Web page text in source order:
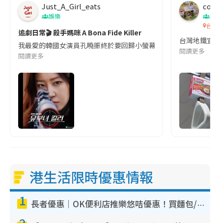
Just_A_Girl_eats
娛樂
追劇日常🎬 殺手媽咪 A Bona Fide Killer
我最愛的韓國女演員孔曉振終於要回歸小螢幕啦!這次的劇本改編
閱讀更多
co
吹
台灣
台灣地鐵宣
閱讀更多
港生活限時優惠情報
1 長者優惠｜OK便利店推樂悠咭優惠！買麵包/牛奶/保健品拍卡即減